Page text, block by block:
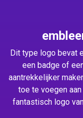
Dit type logo bevat
een badge of
aantrekkelijker
toe te voegen
fantastisch logo